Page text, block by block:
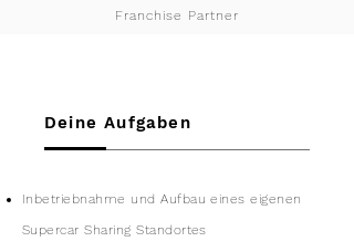
Franchise Partner
Deine Aufgaben
Inbetriebnahme und Aufbau eines eigenen
Supercar Sharing Standortes